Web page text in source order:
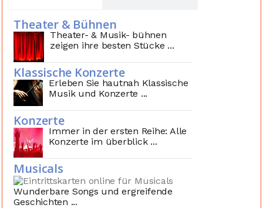
Theater & Bühnen
Theater- & Musik- bühnen
zeigen ihre besten Stücke ...
Klassische Konzerte
Erleben Sie hautnah Klassische
Musik und Konzerte ...
Konzerte
Immer in der ersten Reihe: Alle
Konzerte im überblick ...
Musicals
Wunderbare Songs und ergreifende
Geschichten ...